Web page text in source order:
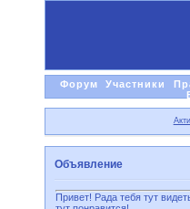
Форум Участники
Объявление
Привет! Рада тебя тут